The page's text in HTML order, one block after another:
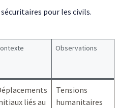
pour les civils.
Observations
liés au
Tensions
humanitaires